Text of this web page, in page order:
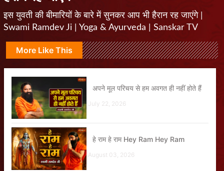
इस युवती की बीमारियों के बारे में सुनकर आप भी हैरान रह जाएंगे |
Swami Ramdev Ji | Yoga & Ayurveda | Sanskar TV
More Like This
अपने मूल परिचय से हम अवगत ही नहीं होते हैं
July 22, 2026
हे राम हे राम Hey Ram Hey Ram
August 03, 2026